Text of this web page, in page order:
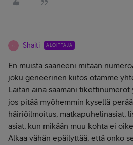
S Shaiti ALOITTAJA
En muista saaneeni mitään
joku geneerinen kiitos otamme
Laitan aina saamani tikettinumerot
jos pitää myöhemmin kysellä
häiriöilmoitus, matkapuhelinasiat,
asiat, kun mikään muu kohta ei
Alkaa vähän epäilyttää, että onko